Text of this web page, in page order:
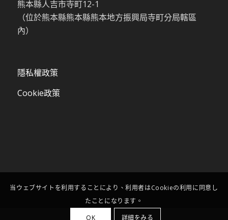
熊本縣人吉市寺町12-1
（位於熊本縣熊本縣熊本地方振興局寺町分局轄區
內）
隱私權政策
Cookie政策
当ウェブサイトを利用することにより、利用者はCookieの利用に同意し
たことになります。
OK
詳細をみる